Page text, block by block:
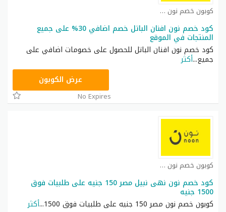
كوبون خصم نون مصر كوبون
كود خصم نون افنان الباتل خصم اضافي 30% على جميع
المنتجات في الموقع
كود خصم نون افنان الباتل للحصول على خصومات اضافي على
جميع...أكثر
RRF24عرض الكوبون
No Expires
كوبون خصم نون مصر كوبون
كود خصم نون نهى نبيل مصر 150 جنيه على طلبيات فوق
1500 جنيه
كوبون خصم نون مصر 150 جنيه على طلبيات فوق 1500
...أكثر